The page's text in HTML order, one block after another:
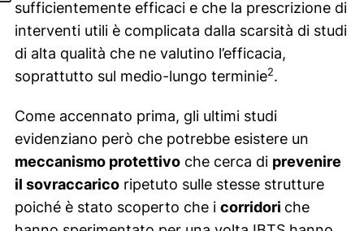
sufficientemente efficaci e che la prescrizione di
interventi utili è complicata dalla scarsità di studi
di alta qualità che ne valutino l’efficacia,
soprattutto sul medio-lungo terminie2.
Come accennato prima, gli ultimi studi
evidenziano però che potrebbe esistere un
meccanismo protettivoche cerca di prevenire
il sovraccaricoripetuto sulle stesse strutture
poiché è stato scoperto che i corridori che